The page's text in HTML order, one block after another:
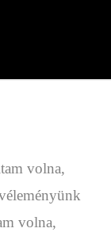
volna,
volna,